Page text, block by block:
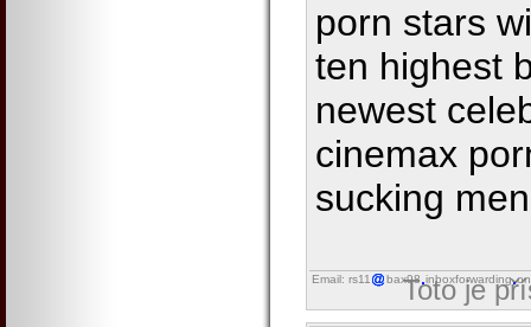
porn stars
ten highest
newest
cinemax
sucking men
Email: rs11 bax98 inboxforwarding
Toto je